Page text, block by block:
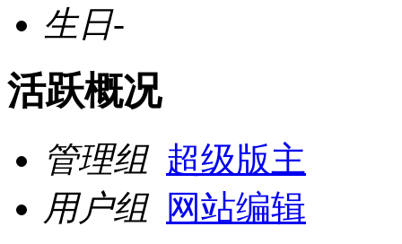
生日-
活跃概况
管理组 超级版主
用户组 网站编辑